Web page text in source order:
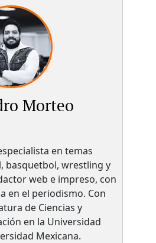
Morteo
en temas
basquetbol, wrestling y
web e impreso, con
en el periodismo. Con
de Ciencias y
en la Universidad
Mexicana.